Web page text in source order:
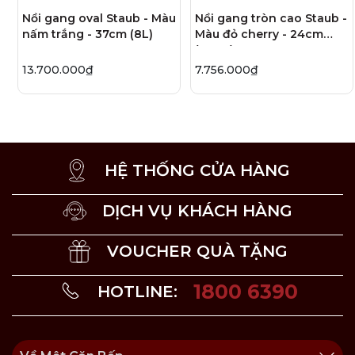
Nồi gang Bouillabaisse màu xanh đen là sản phẩm của
thương hiệu STAUB đến từ Pháp.
Lớp phủ men bên ngoài chống trầy, chống mài
mòn, dễ dàng vệ sinh.
Núm tay cầm hình cá được làm bằng niken, có thể
chịu nhiệt lên đến 250 độ C.
Sử dụng trên tất cả các loại bếp, lý tưởng trên bếp
từ và lò nướng.
Nồi gang oval Staub - Màu
nấm trắng - 37cm (8L)
13.700.000₫
Nồi gang tròn cao Staub -
Màu đỏ cherry - 24cm
(4.75L)
7.756.000₫
HỆ THỐNG CỬA HÀNG
DỊCH VỤ KHÁCH HÀNG
VOUCHER QUÀ TẶNG
HOTLINE: 1800 6390